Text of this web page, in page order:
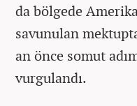
da bölgede
savunulan
an önce somut
vurgulandı.